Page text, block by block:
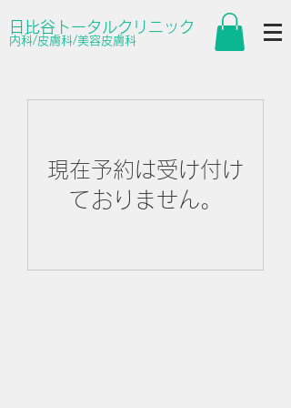
日比谷トータルクリニック
内科/皮膚科/美容皮膚科
現在予約は受け付け
ておりません。